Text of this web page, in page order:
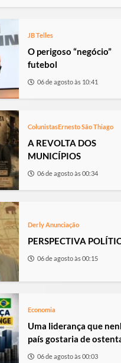
JB Telles
O perigoso “negócio”
futebol
06 de agosto às 10:41
ColunistasErnesto São Thiago
A REVOLTA DOS
MUNICÍPIOS
06 de agosto às 00:34
Derly Anunciação
PERSPECTIVA
06 de agosto às 00:15
Economia
Uma liderança que
país gostaria de
06 de agosto às 00:03